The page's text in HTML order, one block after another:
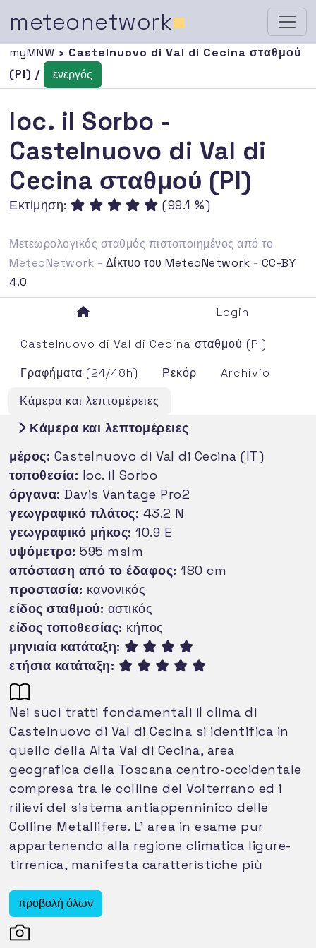
meteonetwork■
myMNW › Castelnuovo di Val di Cecina σταθμού
(PI) /
ενεργός
loc. il Sorbo -
Castelnuovo di Val di
Cecina σταθμού (PI)
Εκτίμηση: (99.1 %)
Μετεωρολογικός σταθμός πιστοποιημένος από το
MeteoNetwork - Δίκτυο του MeteoNetwork - CC-BY
4.0
Login
Castelnuovo di Val di Cecina σταθμού (PI)
Γραφήματα (24/48h)
Ρεκόρ
Archivio
Κάμερα και λεπτομέρειες
Κάμερα και λεπτομέρειες
μέρος: Castelnuovo di Val di Cecina (IT)
τοποθεσία: loc. il Sorbo
όργανα: Davis Vantage Pro2
γεωγραφικό πλάτος: 43.2 N
γεωγραφικό μήκος: 10.9 E
υψόμετρο: 595 mslm
απόσταση από το έδαφος: 180 cm
προστασία: κανονικός
είδος σταθμού: αστικός
είδος τοποθεσίας: κήπος
μηνιαία κατάταξη:
ετήσια κατάταξη:
Nei suoi tratti fondamentali il clima di
Castelnuovo di Val di Cecina si identifica in
quello della Alta Val di Cecina, area
geografica della Toscana centro-occidentale
compresa tra le colline del Volterrano ed i
rilievi del sistema antiappenninico delle
Colline Metallifere. L’ area in esame pur
appartenendo alla regione climatica ligure-
tirrenica, manifesta caratteristiche più
certa distanza dalla costa; presenta anche
una maggiore oceanicità, a causa della
orografia collinare e montuosa. La
προβολή όλων